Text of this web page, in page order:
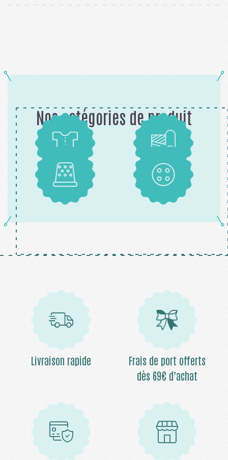
Nos catégories de produit
Patrons Tissus
Mercerie Boutons
Livraison rapide
Frais de port offerts
dès 69€ d’achat